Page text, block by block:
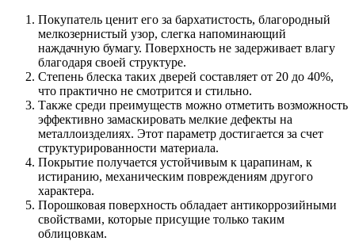
Покупатель ценит его за бархатистость, благородный
мелкозернистый узор, слегка напоминающий
наждачную бумагу. Поверхность не задерживает влагу
благодаря своей структуре.
Степень блеска таких дверей составляет от 20 до 40%,
что практично не смотрится и стильно.
Также среди преимуществ можно отметить возможность
эффективно замаскировать мелкие дефекты на
металлоизделиях. Этот параметр достигается за счет
структурированности материала.
Покрытие получается устойчивым к царапинам, к
истиранию, механическим повреждениям другого
характера.
Порошковая поверхность обладает антикоррозийными
свойствами, которые присущие только таким
облицовкам.